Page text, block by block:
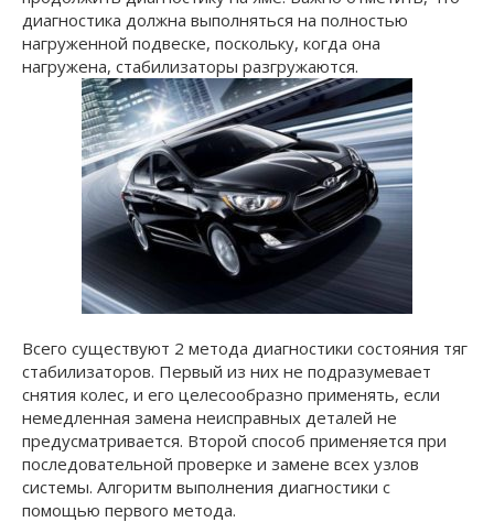
диагностика должна выполняться на полностью
нагруженной подвеске, поскольку, когда она
нагружена, стабилизаторы разгружаются.
Всего существуют 2 метода диагностики состояния тяг
стабилизаторов. Первый из них не подразумевает
снятия колес, и его целесообразно применять, если
немедленная замена неисправных деталей не
предусматривается. Второй способ применяется при
последовательной проверке и замене всех узлов
системы. Алгоритм выполнения диагностики с
помощью первого метода.